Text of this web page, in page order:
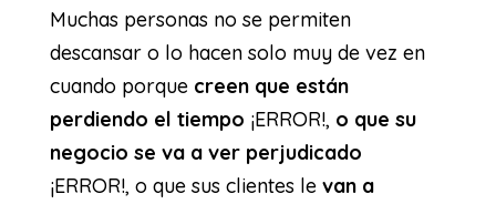
Muchas personas no se permiten
descansar o lo hacen solo muy de vez en
cuando porquecreen que están
perdiendo el tiempo ¡ERROR!, o que su
negocio se va a ver perjudicado
¡ERROR!, o que sus clientes le van a